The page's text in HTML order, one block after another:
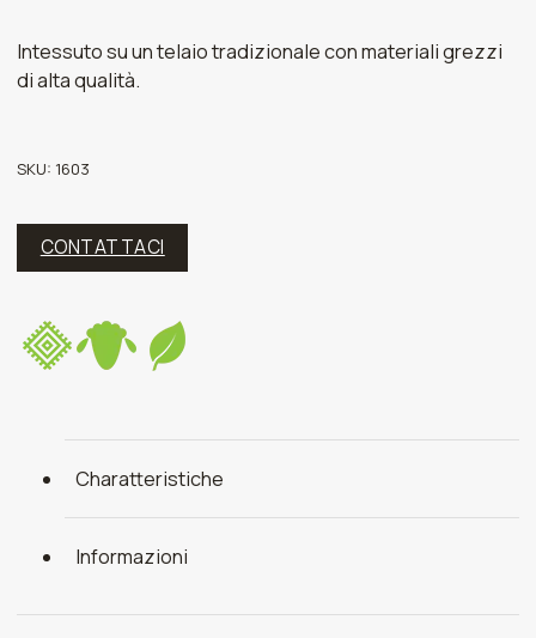
Intessuto su un telaio tradizionale con materiali grezzi
di alta qualità.
SKU: 1603
CONTATTACI
Charatteristiche
Informazioni